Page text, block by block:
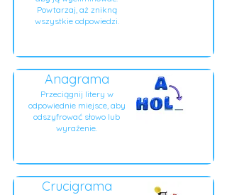
Powtarzaj, aż znikną
wszystkie odpowiedzi.
Anagrama
Przeciągnij litery w
odpowiednie miejsce, aby
odszyfrować słowo lub
wyrażenie.
Crucigrama